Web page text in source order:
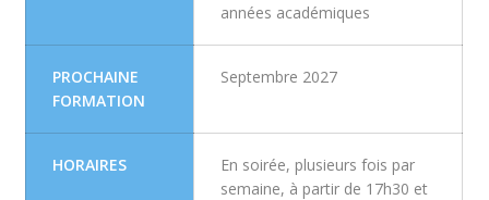
années académiques
PROCHAINE
FORMATION
Septembre 2027
HORAIRES
En soirée, plusieurs fois par
semaine, à partir de 17h30 et